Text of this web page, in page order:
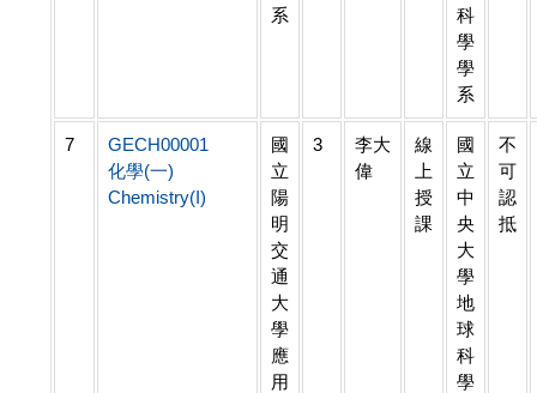
系
科
學
學
系
7
GECH00001
化學(一)
Chemistry(I)
國
立
陽
明
交
通
大
學
應
用
3
李大
偉
線
上
授
課
國
立
中
央
大
學
地
球
科
學
不
可
認
抵